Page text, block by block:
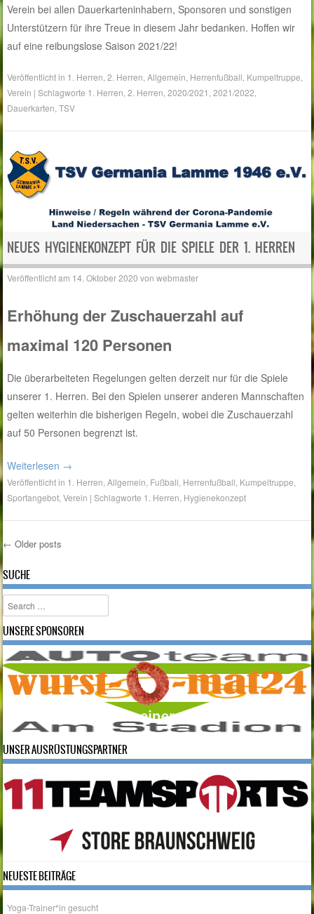
Verein bei allen Dauerkarteninhabern, Sponsoren und sonstigen
Unterstützern für ihre Treue in diesem Jahr bedanken. Hoffen wir
auf eine reibungslose Saison 2021/22!
Veröffentlicht in 1. Herren ,2. Herren ,Allgemein Herrenfußball Kumpeltruppe
Verein |Schlagworte 1. Herren ,2. Herren ,2020/2021 ,2021/2022
Dauerkarten ,TSV
NEUES HYGIENEKONZEPT FÜR DIE SPIELE DER 1. HERREN
Veröffentlicht am 14. Oktober 2020 vonwebmaster
Erhöhung der Zuschauerzahl auf
maximal 120 Personen
Die überarbeiteten Regelungen gelten derzeit nur für die Spiele
unserer 1. Herren. Bei den Spielen unserer anderen Mannschaften
gelten weiterhin die bisherigen Regeln, wobei die Zuschauerzahl
auf 50 Personen begrenzt ist.
Weiterlesen →
Veröffentlicht in 1. Herren,Allgemein, Fußball, Herrenfußball, Kumpeltruppe,
Sportangebot,Verein |Schlagworte 1. Herren, Hygienekonzept
Post navigation
← Older posts
SUCHE
Search
UNSERE SPONSOREN
UNSER AUSRÜSTUNGSPARTNER
NEUESTE BEITRÄGE
Yoga-Trainer*in gesucht